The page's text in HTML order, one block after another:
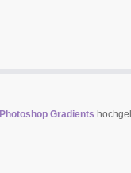
Photoshop Gradients